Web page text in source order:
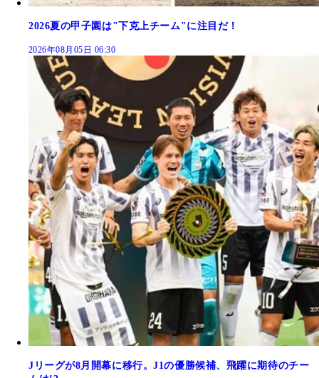
2026夏の甲子園は"下克上チーム"に注目だ！
2026年08月05日 06:30
Jリーグが8月開幕に移行。J1の優勝候補、飛躍に期待のチー